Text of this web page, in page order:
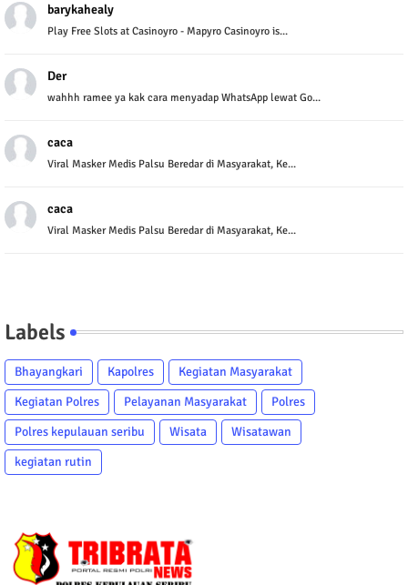
barykahealy
Play Free Slots at Casinoyro - Mapyro Casinoyro is...
Der
wahhh ramee ya kak cara menyadap WhatsApp lewat Go...
caca
Viral Masker Medis Palsu Beredar di Masyarakat, Ke...
caca
Viral Masker Medis Palsu Beredar di Masyarakat, Ke...
Labels
Bhayangkari Kapolres
Kegiatan Masyarakat
Kegiatan Polres
Pelayanan Masyarakat
Polres
Polres kepulauan seribu
Wisata
Wisatawan
kegiatan rutin